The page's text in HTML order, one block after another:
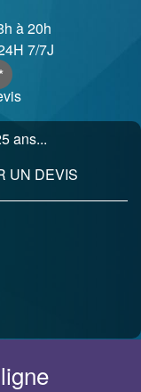
à 20h
7/7J
*
ans...
UN DEVIS